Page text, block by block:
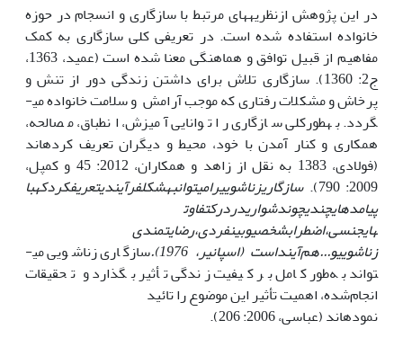
در این پژوهش ازنظریه­های مرتبط با سازگاری و انسجام در حوزه
خانواده استفاده‌ شده است. در تعریفی کلی سازگاری به کمک
مفاهیم از قبیل توافق و هماهنگی معنا شده است (عمید، 1363،
ج2: 1360). سازگاری تلاش برای داشتن زندگی دور از تنش و
پرخاش و مشکلات رفتاری که موجب آرامش و سلامت خانواده می­
گردد. به­طور­کلی سازگاری را توانایی آمیزش، انطباق، مصالحه،
همکاری و کنار آمدن با خود، محیط و دیگران تعریف کرده­اند
(فولادی، 1383 به نقل از زاهد و همکاران، 2012: 45 و کمپل،
2009: 790­).
سازگاریزناشوییرامیتوانبهشکلفرآیندیتعریفکردکهبا
پیامدهایچندیچوندشواریدردرکتفاوت
هایجنسی،اضطرابشخصیوبینفردی،رضایتمندی
زناشوییو...هم‌آینداست (اسپانیر، 1976).
سازگاری زناشویی می­
تواند به‌طور کامل بر کیفیت زندگی تأثیر بگذارد و تحقیقات
انجام‌شده، اهمیت تأثیر این موضوع را تائید
نموده­اند (­عباسی، 2006: 206).